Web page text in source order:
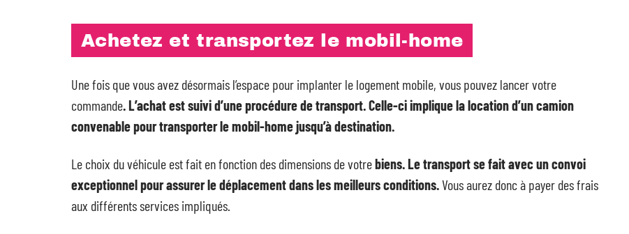
Achetez et transportez le mobil-home
Une fois que vous avez désormais l’espace pour implanter le logement mobile, vous pouvez lancer votre
commande. L’achat est suivi d’une procédure de transport. Celle-ci implique la location d’un camion
convenable pour transporter le mobil-home jusqu’à destination.
Le choix du véhicule est fait en fonction des dimensions de votrebiens. Le transport se fait avec un convoi
exceptionnel pour assurer le déplacement dans les meilleurs conditions.Vous aurez donc à payer des frais
aux différents services impliqués.